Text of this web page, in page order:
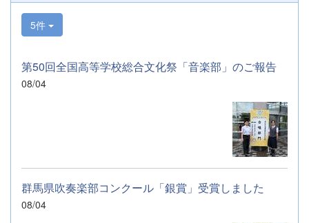
5件
第50回全国高等学校総合文化祭「音楽部」のご報告
08/04
群馬県吹奏楽部コンクール「銀賞」受賞しました
08/04